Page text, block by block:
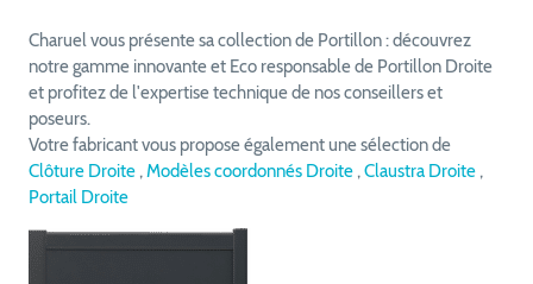
Charuel vous présente sa collection de Portillon : découvrez
notre gamme innovante et Eco responsable de Portillon Droite
et profitez de l'expertise technique de nos conseillers et
poseurs.
Votre fabricant vous propose également une sélection de
Clôture Droite ,Modèles coordonnés Droite ,Claustra Droite ,
Portail Droite